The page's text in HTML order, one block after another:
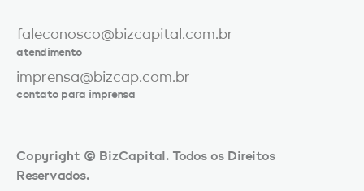
faleconosco@bizcapital.com.br
atendimento
imprensa@bizcap.com.br
contato para imprensa
Copyright © BizCapital. Todos os Direitos
Reservados.